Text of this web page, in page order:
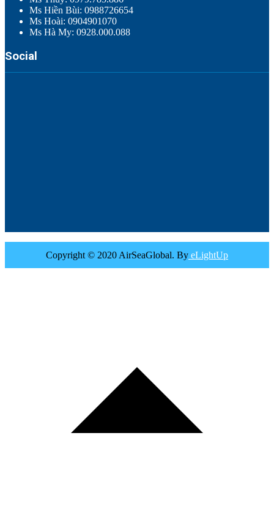
Ms Hiền Bùi: 0988726654
Ms Hoài: 0904901070
Ms Hà My: 0928.000.088
Social
Copyright © 2020 AirSeaGlobal. By eLightUp